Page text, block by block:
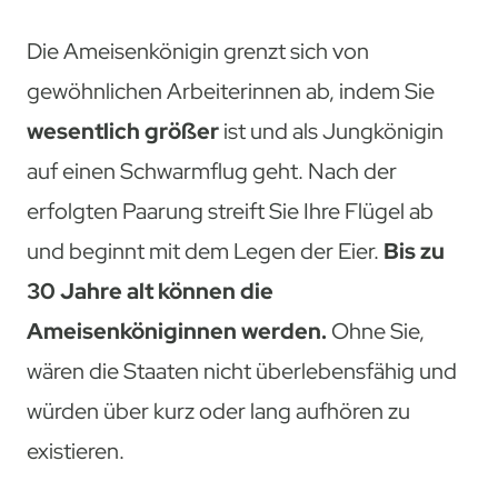
Die Ameisenkönigin grenzt sich von
gewöhnlichen Arbeiterinnen ab, indem Sie
wesentlich größerist und als Jungkönigin
auf einen Schwarmflug geht. Nach der
erfolgten Paarung streift Sie Ihre Flügel ab
und beginnt mit dem Legen der Eier. Bis zu
30 Jahre alt können die
Ameisenköniginnen werden. Ohne Sie,
wären die Staaten nicht überlebensfähig und
würden über kurz oder lang aufhören zu
existieren.